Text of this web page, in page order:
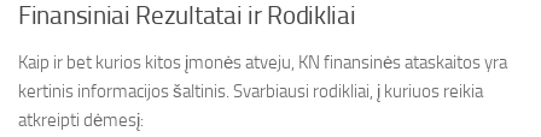
Finansiniai Rezultatai ir Rodikliai
Kaip ir bet kurios kitos įmonės atveju, KN finansinės ataskaitos yra
kertinis informacijos šaltinis. Svarbiausi rodikliai, į kuriuos reikia
atkreipti dėmesį: